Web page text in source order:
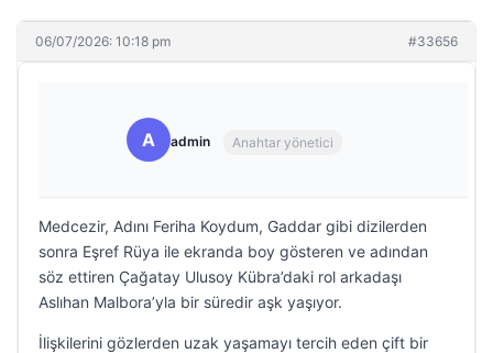
06/07/2026: 10:18 pm #33656
A admin Anahtar yönetici
Medcezir, Adını Feriha Koydum, Gaddar gibi dizilerden
sonra Eşref Rüya ile ekranda boy gösteren ve adından
söz ettiren Çağatay Ulusoy Kübra’daki rol arkadaşı
Aslıhan Malbora’yla bir süredir aşk yaşıyor.
İlişkilerini gözlerden uzak yaşamayı tercih eden çift bir